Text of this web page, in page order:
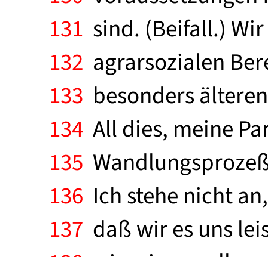
131 sind. (Beifall.)
132 agrarsozialen
133 besonders
134 All dies, meine
135
136 Ich stehe nicht
137 daß wir es uns